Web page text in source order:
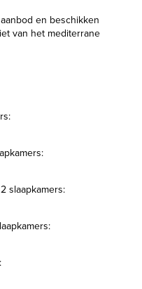
en beschikken
van het mediterrane
slaapkamers: